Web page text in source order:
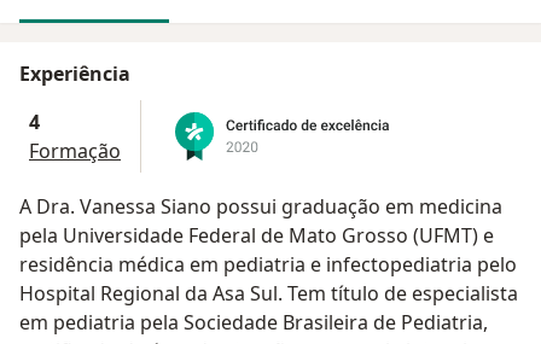
Experiência
4
Formação
A Dra. Vanessa Siano possui graduação em medicina
pela Universidade Federal de Mato Grosso (UFMT) e
residência médica em pediatria e infectopediatria pelo
Hospital Regional da Asa Sul. Tem título de especialista
em pediatria pela Sociedade Brasileira de Pediatria,